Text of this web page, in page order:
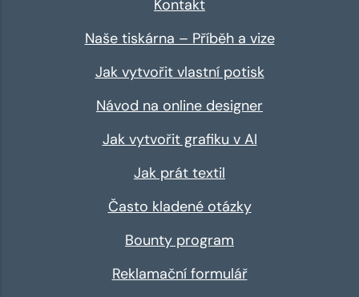
Kontakt
Naše tiskárna – Příběh a vize
Jak vytvořit vlastní potisk
Návod na online designer
Jak vytvořit grafiku v AI
Jak prát textil
Často kladené otázky
Bounty program
Reklamační formulář